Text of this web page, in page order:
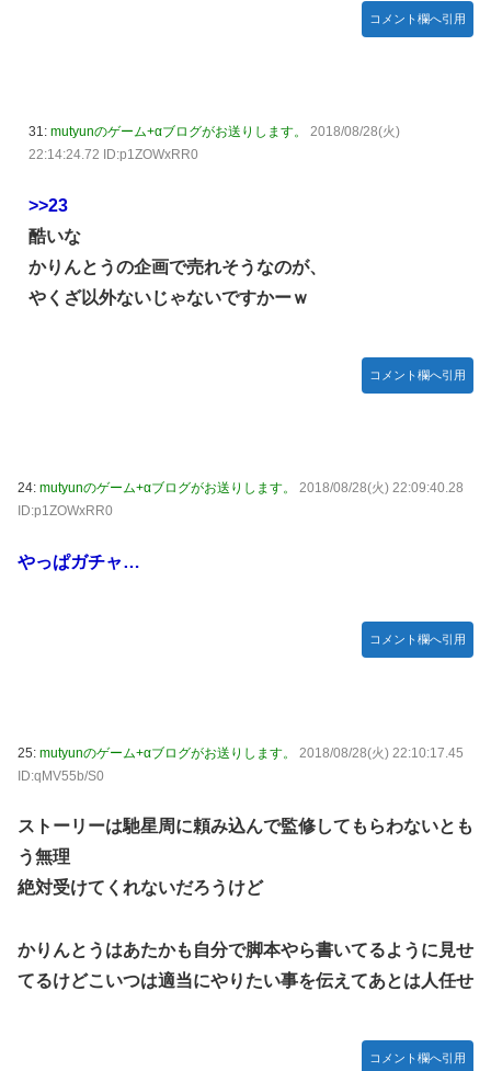
コメント欄へ引用
31: mutyunのゲーム+αブログがお送りします。
2018/08/28(火)
22:14:24.72 ID:p1ZOWxRR0
>>23
酷いな
かりんとうの企画で売れそうなのが、
やくざ以外ないじゃないですかーｗ
コメント欄へ引用
24: mutyunのゲーム+αブログがお送りします。
2018/08/28(火) 22:09:40.28
ID:p1ZOWxRR0
やっぱガチャ…
コメント欄へ引用
25: mutyunのゲーム+αブログがお送りします。
2018/08/28(火) 22:10:17.45
ID:qMV55b/S0
ストーリーは馳星周に頼み込んで監修してもらわないとも
う無理
絶対受けてくれないだろうけど
かりんとうはあたかも自分で脚本やら書いてるように見せ
てるけどこいつは適当にやりたい事を伝えてあとは人任せ
コメント欄へ引用